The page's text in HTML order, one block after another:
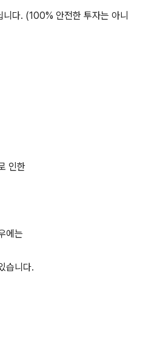
다. (100% 안전한 투자는 아니
인한
에는
습니다.